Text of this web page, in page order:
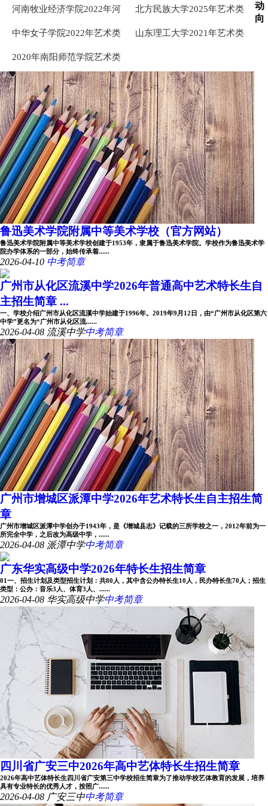
河南牧业经济学院2022年河
数线
北方民族大学2025年艺术类
中华女子学院2022年艺术类
山东理工大学2021年艺术类
2020年南阳师范学院艺术类
本科专业录取分数线
动
向
鲁迅美术学院附属中等美术学校（官方网站）
鲁迅美术学院附属中等美术学校创建于1953年，隶属于鲁迅美术学院。学校作为鲁迅美术学
院办学体系的一部分，始终传承着......
2026-04-10 中考简章
广州市从化区流溪中学2026年普通高中艺术特长生自
主招生简章 ...
一、学校介绍广州市从化区流溪中学始建于1996年。2019年9月12日，由“广州市从化区第六
中学”更名为“广州市从化区流......
2026-04-08 流溪中学中考简章
广州市增城区派潭中学2026年艺术特长生自主招生简
章
广州市增城区派潭中学创办于1943年，是《增城县志》记载的三所学校之一，2012年前为一
所完全中学，之后改为高级中学，......
2026-04-08 派潭中学中考简章
广东华实高级中学2026年特长生招生简章
01一、招生计划及类型招生计划：共80人，其中含公办特长生10人，民办特长生70人；招生
类型：公办：音乐3人、体育3人、......
2026-04-08 华实高级中学中考简章
四川省广安三中2026年高中艺体特长生招生简章
2026年高中艺体特长生四川省广安第三中学校招生简章为了推动学校艺体教育的发展，培养
具有专业特长的优秀人才，按照广......
2026-04-08 广安三中中考简章